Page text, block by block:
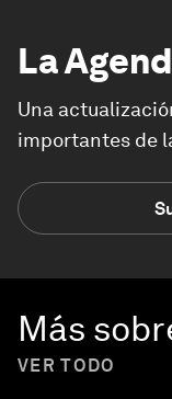
La
Una
importantes de
Más
VER TODO